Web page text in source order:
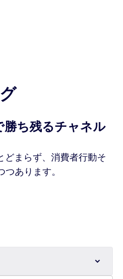
ち残るチャネル
どまらず、消費者行動そ
あります。